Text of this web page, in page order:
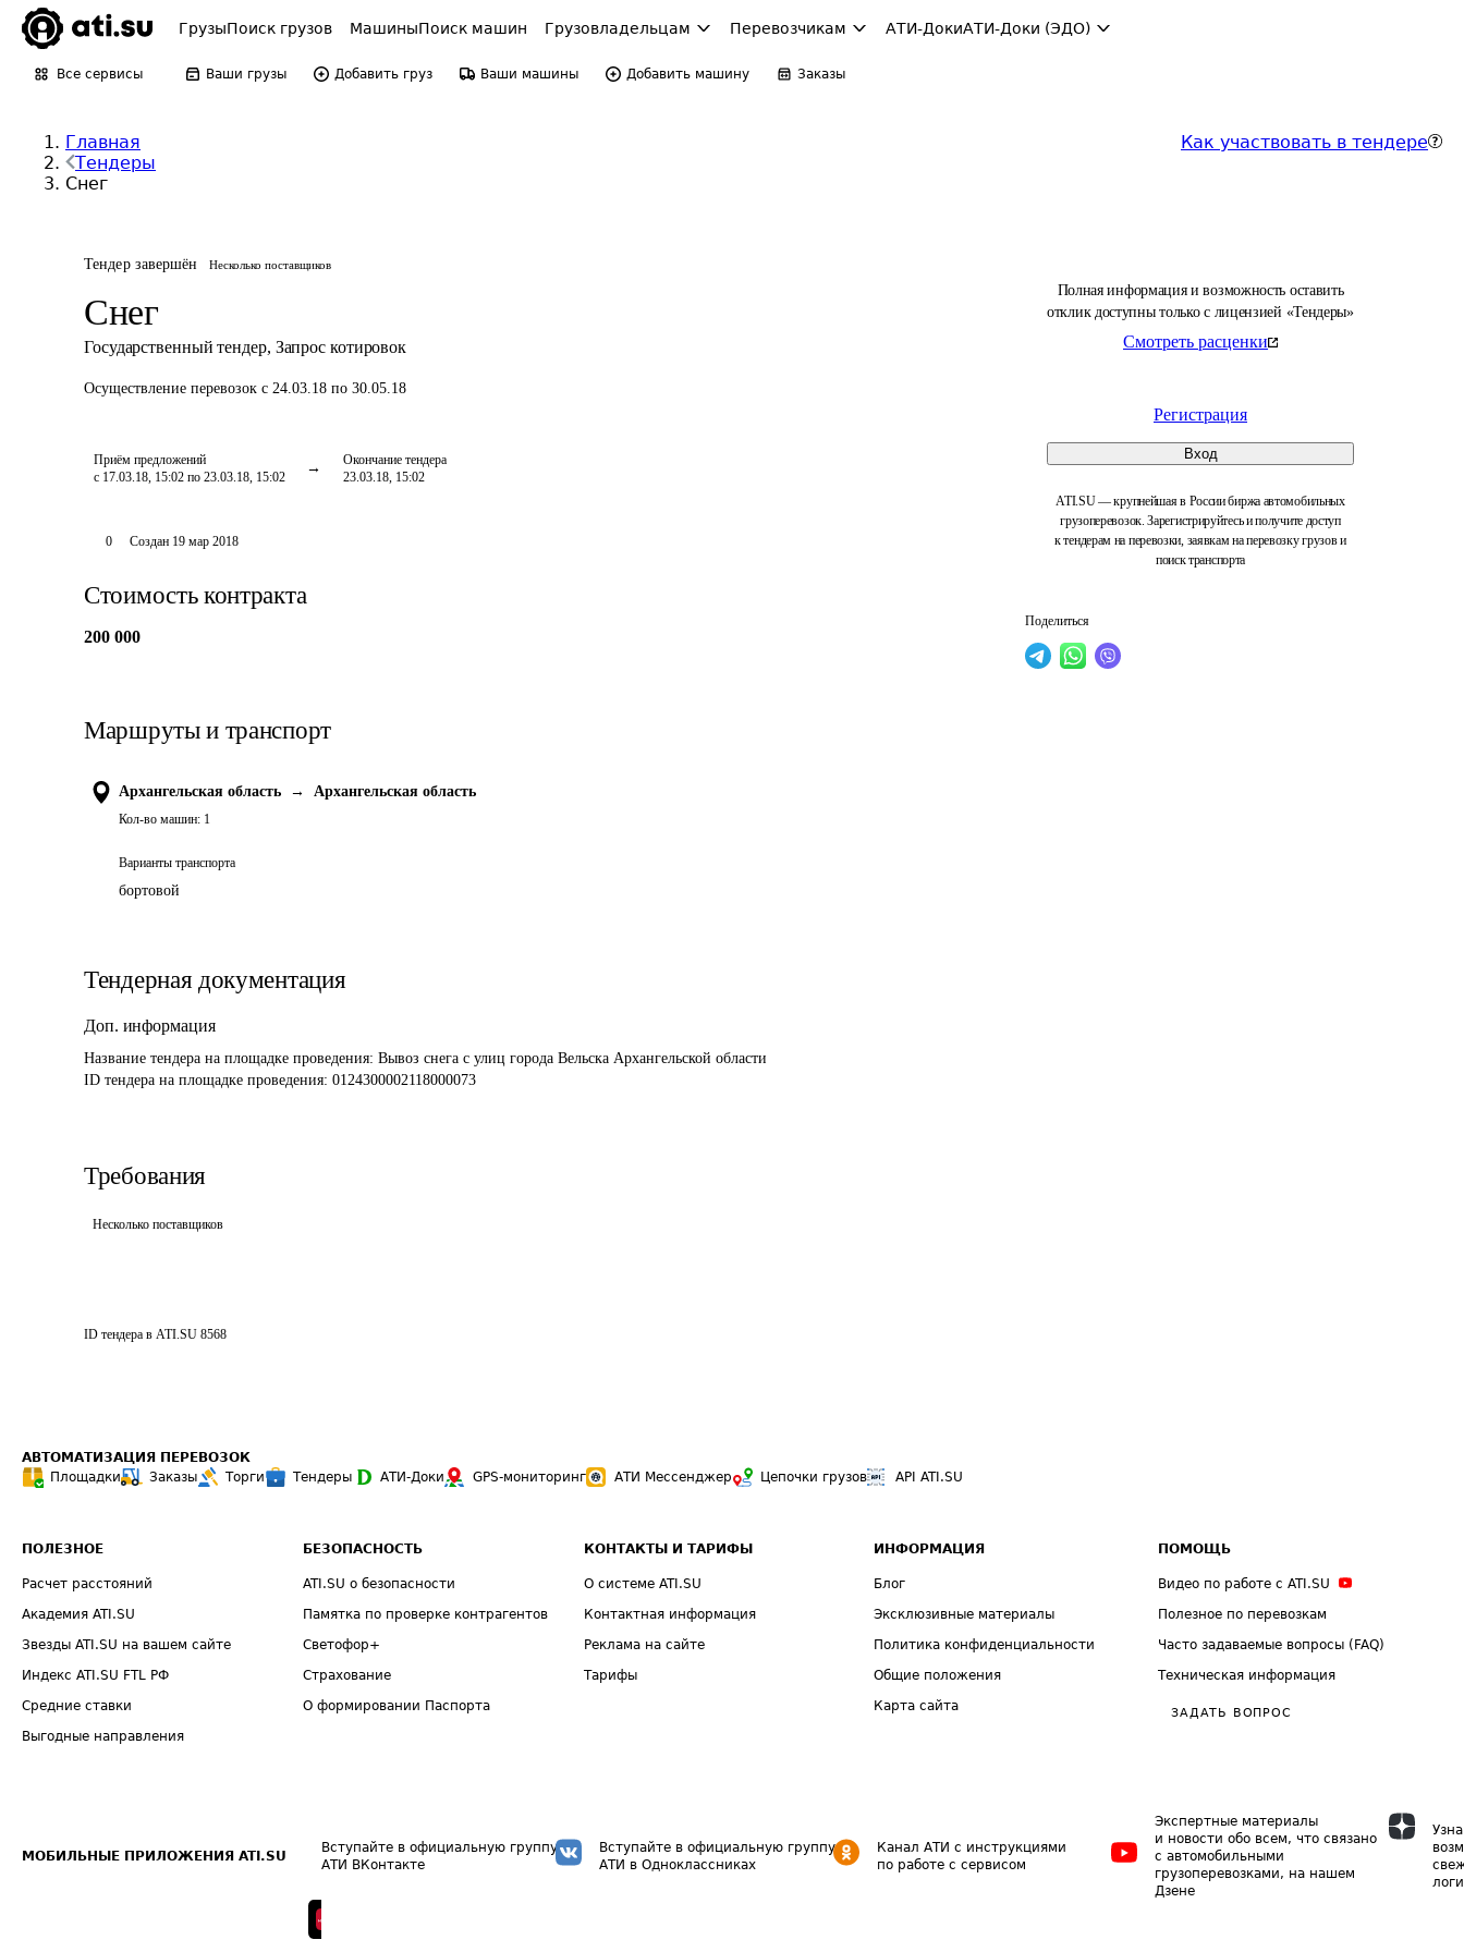
ГрузыПоиск грузов МашиныПоиск машин Грузовладельцам Перевозчикам АТИ-ДокиАТИ-Доки (ЭДО)
Все сервисы Ваши грузы Добавить груз Ваши машины Добавить машину Заказы
Главная
Тендеры
Снег
Как участвовать в тендере
Тендер завершён Несколько поставщиков
Снег
Государственный тендер, Запрос котировок
Осуществление перевозок с 24.03.18 по 30.05.18
Приём предложений
с 17.03.18, 15:02 по 23.03.18, 15:02
Окончание тендера
23.03.18, 15:02
Полная информация и возможность оставить
отклик доступны только с лицензией «Тендеры»
Смотреть расценки
Регистрация
Вход
ATI.SU — крупнейшая в России биржа автомобильных
грузоперевозок. Зарегистрируйтесь и получите доступ
к тендерам на перевозки, заявкам на перевозку грузов и
поиск транспорта
Поделиться
0 Создан 19 мар 2018
Стоимость контракта
200 000
Маршруты и транспорт
Архангельская область → Архангельская область
Кол-во машин: 1
Варианты транспорта
бортовой
Тендерная документация
Доп. информация
Название тендера на площадке проведения: Вывоз снега с улиц города Вельска Архангельской области
ID тендера на площадке проведения: 0124300002118000073
Требования
Несколько поставщиков
ID тендера в ATI.SU 8568
АВТОМАТИЗАЦИЯ ПЕРЕВОЗОК
Площадки
Заказы Торги Тендеры АТИ-Доки GPS-мониторинг АТИ Мессенджер Цепочки грузов API ATI.SU
ПОЛЕЗНОЕ
Расчет расстояний
Академия ATI.SU
Звезды ATI.SU на вашем сайте
Индекс ATI.SU FTL РФ
Средние ставки
Выгодные направления
БЕЗОПАСНОСТЬ
ATI.SU о безопасности
Памятка по проверке контрагентов
Светофор+
Страхование
О формировании Паспорта
КОНТАКТЫ И ТАРИФЫ
О системе ATI.SU
Контактная информация
Реклама на сайте
Тарифы
ИНФОРМАЦИЯ
Блог
Эксклюзивные материалы
Политика конфиденциальности
Общие положения
Карта сайта
ПОМОЩЬ
Видео по работе с ATI.SU
Полезное по перевозкам
Часто задаваемые вопросы (FAQ)
Техническая информация
ЗАДАТЬ ВОПРОС
МОБИЛЬНЫЕ ПРИЛОЖЕНИЯ ATI.SU
Вступайте в официальную группу
АТИ ВКонтакте
Вступайте в официальную группу
АТИ в Одноклассниках
Канал АТИ с инструкциями
по работе с сервисом
Экспертные материалы
и новости обо всем, что связано
с автомобильными
грузоперевозками, на нашем
Дзене